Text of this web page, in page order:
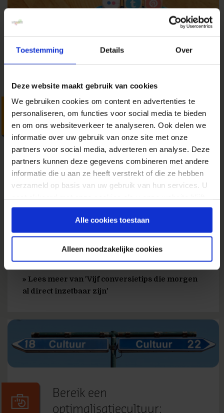
Toestemming Details Over
Deze website maakt gebruik van cookies
We gebruiken cookies om content en advertenties te
personaliseren, om functies voor social media te bieden
en om ons websiteverkeer te analyseren. Ook delen we
informatie over uw gebruik van onze site met onze
partners voor social media, adverteren en analyse. Deze
partners kunnen deze gegevens combineren met andere
informatie die u aan ze heeft verstrekt of die ze hebben
verzameld op basis van uw gebruik van hun services. U
gebruiken.
Alle cookies toestaan
Alleen noodzakelijke cookies
Vijf conversietips die
morgen al direct inzetbaar
zijn
LindeninConversietips
Het zit ‘m vaak in de kleine dingen. Handigheidjes
moeite, groot verschil. Deze vijf tips kun jij
eerder verschenen in Twinkle magazine 2016, de
» Lees meer van 'Vijf conversietips die morgen
al direct inzetbaar zijn'
Bereik een
optimalisatiecultuur: